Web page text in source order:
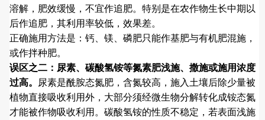
溶解，肥效缓慢，不宜作追肥。特别是在农作物生长中期以
后作追肥，其利用率较低，效果差。
正确施用方法是：钙、镁、磷肥只能作基肥与有机肥混施，
或作拌种肥。
误区之二：尿素、碳酸氢铵等氮素肥浅施、撒施或施用浓度
过高。
尿素是酰胺态氮肥，含氮较高，施入土壤后除少量被
植物直接吸收利用外，大部分须经微生物分解转化成铵态氮
才能被作物吸收利用。碳酸氢铵的性质不稳定，若表面浅施